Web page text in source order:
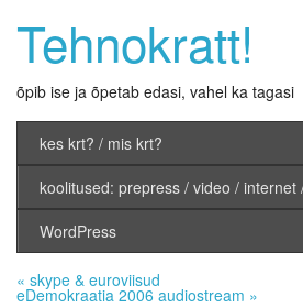
Tehnokratt!
õpib ise ja õpetab edasi, vahel ka tagasi
kes krt? / mis krt?
koolitused: prepress / video / internet
WordPress
« skype & euroviisud
eDemokraatia 2006 audiostream »